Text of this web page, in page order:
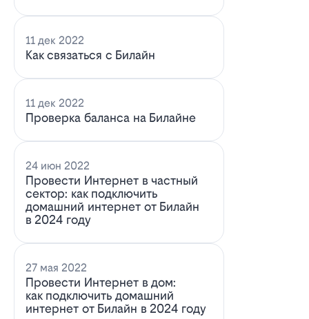
11 дек 2022
Как связаться с Билайн
11 дек 2022
Проверка баланса на Билайне
24 июн 2022
Провести Интернет в частный
сектор: как подключить
домашний интернет от Билайн
в 2024 году
27 мая 2022
Провести Интернет в дом:
как подключить домашний
интернет от Билайн в 2024 году